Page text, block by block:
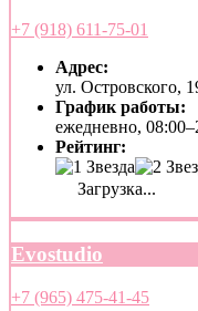
+7 (918) 611-75-01
Адрес:
ул. Островского,
График работы:
ежедневно,
Рейтинг:
Загрузка...
Evostudio
+7 (965) 475-41-45